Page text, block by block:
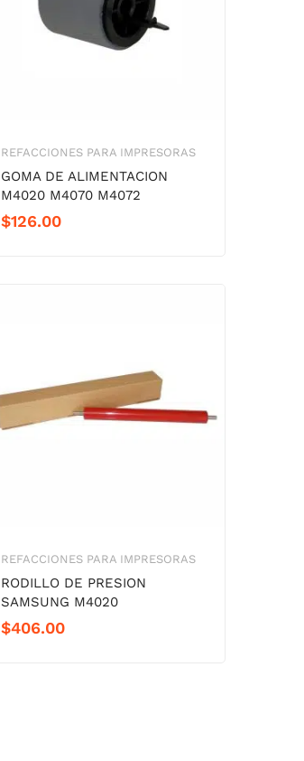
REFACCIONES PARA IMPRESORAS
GOMA DE ALIMENTACION
M4020 M4070 M4072
$126.00
REFACCIONES PARA IMPRESORAS
RODILLO DE PRESION
SAMSUNG M4020
$406.00